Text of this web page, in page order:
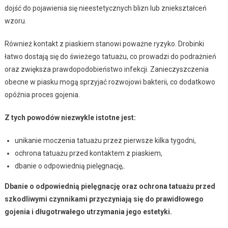
dojść do pojawienia się nieestetycznych blizn lub zniekształceń
wzoru.
Również kontakt z piaskiem stanowi poważne ryzyko. Drobinki
łatwo dostają się do świeżego tatuażu, co prowadzi do podrażnień
oraz zwiększa prawdopodobieństwo infekcji. Zanieczyszczenia
obecne w piasku mogą sprzyjać rozwojowi bakterii, co dodatkowo
opóźnia proces gojenia.
Z tych powodów niezwykle istotne jest:
unikanie moczenia tatuażu przez pierwsze kilka tygodni,
ochrona tatuażu przed kontaktem z piaskiem,
dbanie o odpowiednią pielęgnację,.
Dbanie o odpowiednią pielęgnację oraz ochrona tatuażu przed
szkodliwymi czynnikami przyczyniają się do prawidłowego
gojenia i długotrwałego utrzymania jego estetyki.